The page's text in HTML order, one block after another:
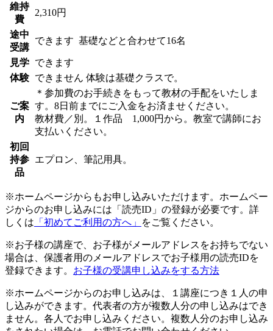
維持
費
2,310円
途中
受講
できます 基礎などと合わせて16名
見学 できます
体験 できません 体験は基礎クラスで。
ご案
内
＊参加費のお手続きをもって教材の手配をいたしま
す。8日前までにご入金をお済ませください。
教材費／別。１作品 1,000円から。教室で講師にお
支払いください。
初回
持参
品
エプロン、筆記用具。
※ホームページからもお申し込みいただけます。ホームペー
ジからのお申し込みには「読売ID」の登録が必要です。詳
しくは 「初めてご利用の方へ」 をご覧ください。
※お子様の講座で、お子様がメールアドレスをお持ちでない
場合は、保護者用のメールアドレスでお子様用の読売IDを
登録できます。 お子様の受講申し込みをする方法
※ホームページからのお申し込みは、１講座につき１人の申
し込みができます。代表者の方が複数人分の申し込みはでき
ません。各人でお申し込みください。複数人分のお申し込み